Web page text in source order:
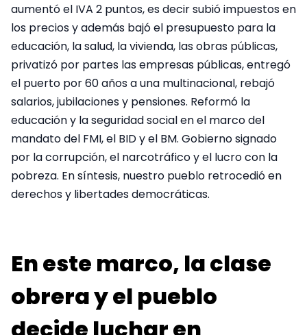
aumentó el IVA 2 puntos, es decir subió impuestos en
los precios y además bajó el presupuesto para la
educación, la salud, la vivienda, las obras públicas,
privatizó por partes las empresas públicas, entregó
el puerto por 60 años a una multinacional, rebajó
salarios, jubilaciones y pensiones. Reformó la
educación y la seguridad social en el marco del
mandato del FMI, el BID y el BM. Gobierno signado
por la corrupción, el narcotráfico y el lucro con la
pobreza. En síntesis, nuestro pueblo retrocedió en
derechos y libertades democráticas.
En este marco, la clase
obrera y el pueblo